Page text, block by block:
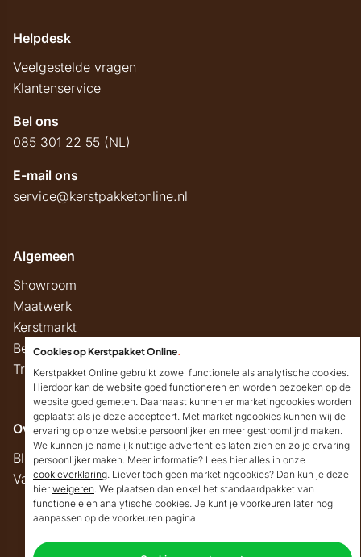
Helpdesk
Veelgestelde vragen
Klantenservice
Bel ons
085 301 22 55 (NL)
E-mail ons
service@kerstpakketonline.nl
Algemeen
Showroom
Maatwerk
Kerstmarkt
Belastingregels
Track & Trace
Overig
Blog
Vacatures
Copyright © 2026 Kerstpakket Online
Goedendag!
Mocht ik je ergens mee
kunnen helpen, dan
verneem ik dat graag.
Cookies op Kerstpakket Online.
Kerstpakket Online gebruikt zowel functionele als analytische cookies.
Hierdoor kan de website goed functioneren en worden bezoeken op de
website goed gemeten. Daarnaast kunnen er marketingcookies worden
geplaatst als je deze accepteert. Met marketingcookies kunnen wij de
ervaring op onze website persoonlijker en meer gestroomlijnd maken.
We kunnen je namelijk nuttige advertenties laten zien en zo je ervaring
persoonlijker maken. Meer informatie? Lees hier alles in onze
cookieverklaring. Liever toch geen marketingcookies? Dan kun je deze
hier weigeren. We plaatsen dan enkel het standaardpakket van
functionele en analytische cookies. Je kunt je voorkeuren later nog
aanpassen op de voorkeuren pagina.